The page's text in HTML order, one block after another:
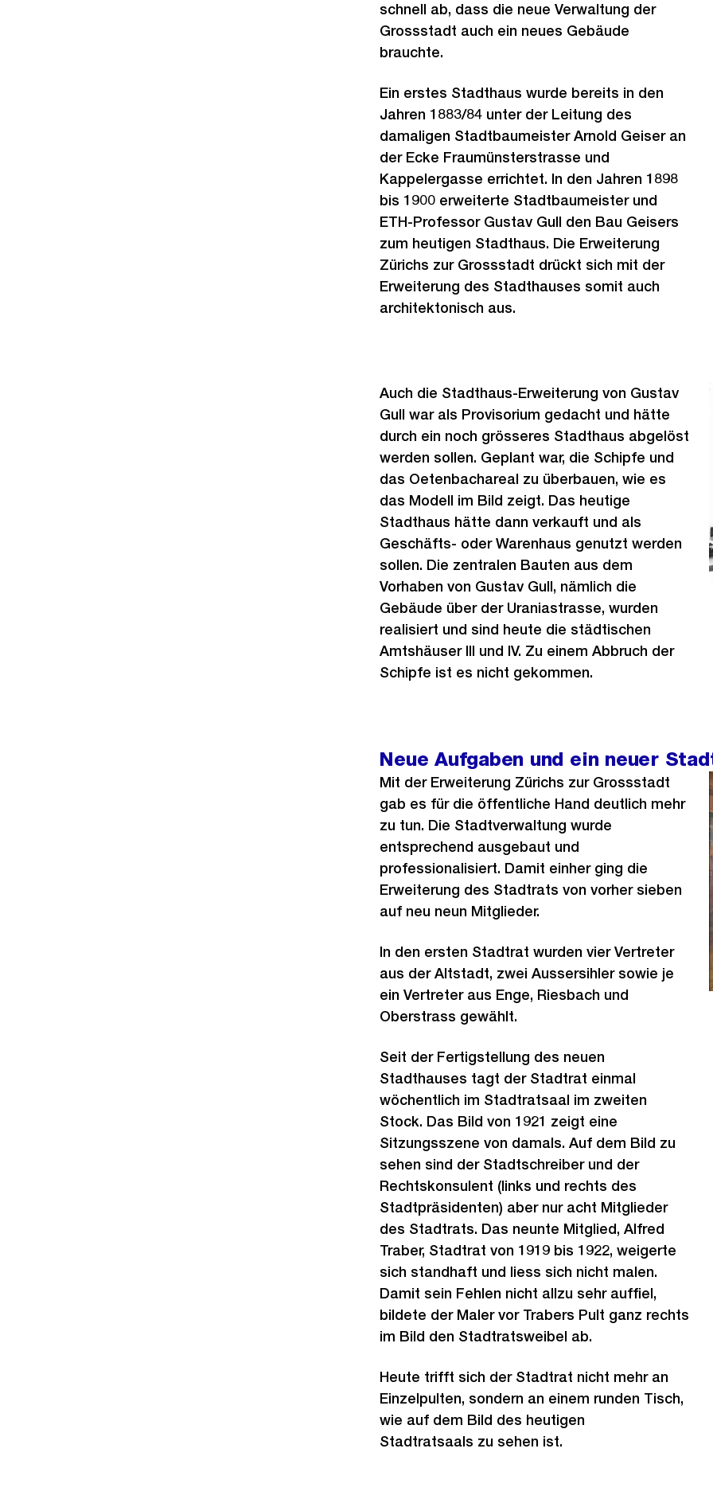
schnell ab, dass die neue Verwaltung der
Grossstadt auch ein neues Gebäude
brauchte.
Ein erstes Stadthaus wurde bereits in den
Jahren 1883/84 unter der Leitung des
damaligen Stadtbaumeister Arnold Geiser an
der Ecke Fraumünsterstrasse und
Kappelergasse errichtet. In den Jahren 1898
bis 1900 erweiterte Stadtbaumeister und
ETH-Professor Gustav Gull den Bau Geisers
zum heutigen Stadthaus. Die Erweiterung
Zürichs zur Grossstadt drückt sich mit der
Erweiterung des Stadthauses somit auch
architektonisch aus.
Auch die Stadthaus-Erweiterung von Gustav
Gull war als Provisorium gedacht und hätte
durch ein noch grösseres Stadthaus abgelöst
werden sollen. Geplant war, die Schipfe und
das Oetenbachareal zu überbauen, wie es
das Modell im Bild zeigt. Das heutige
Stadthaus hätte dann verkauft und als
Geschäfts- oder Warenhaus genutzt werden
sollen. Die zentralen Bauten aus dem
Vorhaben von Gustav Gull, nämlich die
Gebäude über der Uraniastrasse, wurden
realisiert und sind heute die städtischen
Amtshäuser III und IV. Zu einem Abbruch der
Schipfe ist es nicht gekommen.
Neue Aufgaben und ein neuer
Mit der Erweiterung Zürichs zur Grossstadt
gab es für die öffentliche Hand deutlich mehr
zu tun. Die Stadtverwaltung wurde
entsprechend ausgebaut und
professionalisiert. Damit einher ging die
Erweiterung des Stadtrats von vorher sieben
auf neu neun Mitglieder.
In den ersten Stadtrat wurden vier Vertreter
aus der Altstadt, zwei Aussersihler sowie je
ein Vertreter aus Enge, Riesbach und
Oberstrass gewählt.
Seit der Fertigstellung des neuen
Stadthauses tagt der Stadtrat einmal
wöchentlich im Stadtratsaal im zweiten
Stock. Das Bild von 1921 zeigt eine
Sitzungsszene von damals. Auf dem Bild zu
sehen sind der Stadtschreiber und der
Rechtskonsulent (links und rechts des
Stadtpräsidenten) aber nur acht Mitglieder
des Stadtrats. Das neunte Mitglied, Alfred
Traber, Stadtrat von 1919 bis 1922, weigerte
sich standhaft und liess sich nicht malen.
Damit sein Fehlen nicht allzu sehr auffiel,
bildete der Maler vor Trabers Pult ganz rechts
im Bild den Stadtratsweibel ab.
Heute trifft sich der Stadtrat nicht mehr an
Einzelpulten, sondern an einem runden Tisch,
wie auf dem Bild des heutigen
Stadtratsaals zu sehen ist.